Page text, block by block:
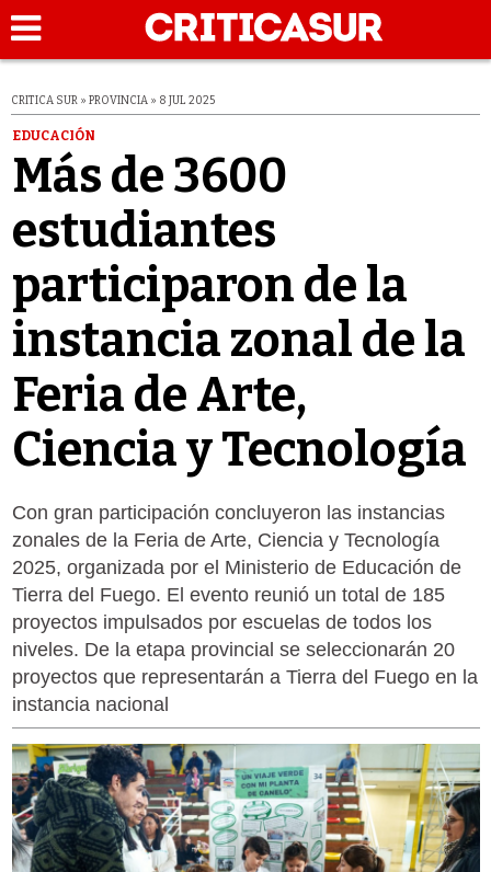
CRITICA SUR » PROVINCIA » 8 JUL 2025
EDUCACIÓN
Más de 3600
estudiantes
participaron de la
instancia zonal de la
Feria de Arte,
Ciencia y Tecnología
Con gran participación concluyeron las instancias
zonales de la Feria de Arte, Ciencia y Tecnología
2025, organizada por el Ministerio de Educación de
Tierra del Fuego. El evento reunió un total de 185
proyectos impulsados por escuelas de todos los
niveles. De la etapa provincial se seleccionarán 20
proyectos que representarán a Tierra del Fuego en la
instancia nacional